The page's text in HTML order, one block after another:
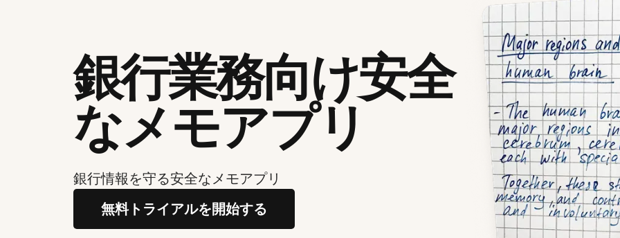
銀行業務向け安全
なメモアプリ
銀行情報を守る安全なメモアプリ
無料トライアルを開始する